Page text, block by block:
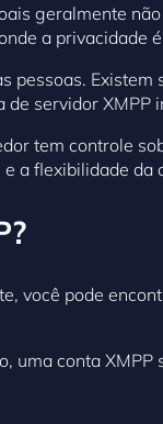
geralmente
a privacidade
pessoas. Existem
servidor XMPP
tem controle
a flexibilidade da
você pode
uma conta XMPP